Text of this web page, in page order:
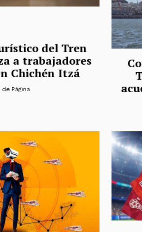
del Tren
a trabajadores
Chichén Itzá
de Página